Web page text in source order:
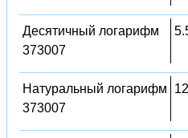
Десятичный логарифм
373007
Натуральный логарифм
373007